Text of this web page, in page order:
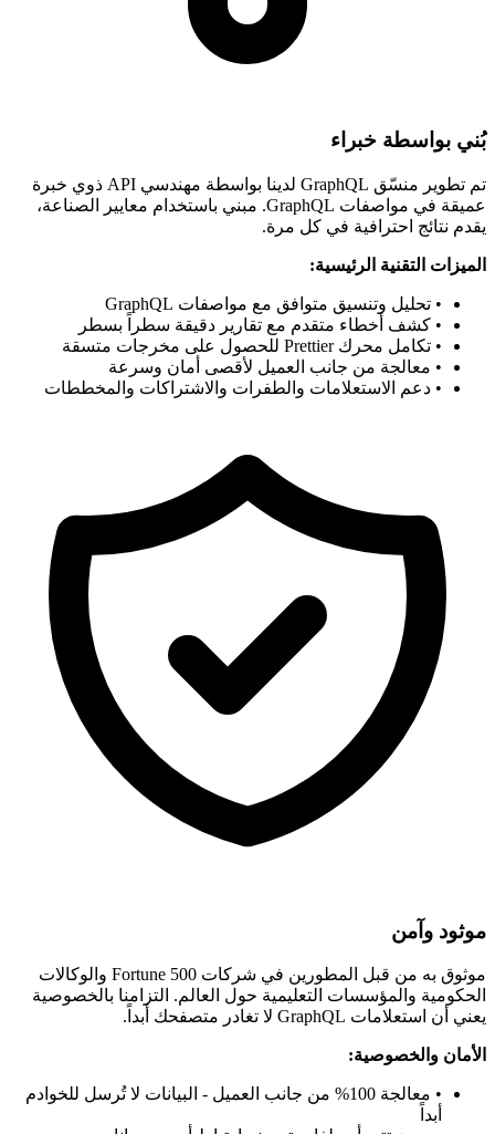
بُني بواسطة خبراء
تم تطوير منسّق GraphQL لدينا بواسطة مهندسي API ذوي خبرة
عميقة في مواصفات GraphQL. مبني باستخدام معايير الصناعة،
يقدم نتائج احترافية في كل مرة.
الميزات التقنية الرئيسية:
• تحليل وتنسيق متوافق مع مواصفات GraphQL
• كشف أخطاء متقدم مع تقارير دقيقة سطراً بسطر
• تكامل محرك Prettier للحصول على مخرجات متسقة
• معالجة من جانب العميل لأقصى أمان وسرعة
• دعم الاستعلامات والطفرات والاشتراكات والمخططات
موثود وآمن
موثوق به من قبل المطورين في شركات Fortune 500 والوكالات
الحكومية والمؤسسات التعليمية حول العالم. التزامنا بالخصوصية
يعني أن استعلامات GraphQL لا تغادر متصفحك أبداً.
الأمان والخصوصية:
• معالجة 100% من جانب العميل - البيانات لا تُرسل للخوادم
أبداً